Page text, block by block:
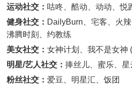
运动社交： 咕咚、酷动、动动、悦
健身社交： DailyBurn、宅客、火
沸腾时刻、约教练
美女社交： 女神计划、我不是女神
明星/艺人社交： 捧丝儿、蜜乐、
粉丝社交： 爱豆、明星汇、饭团